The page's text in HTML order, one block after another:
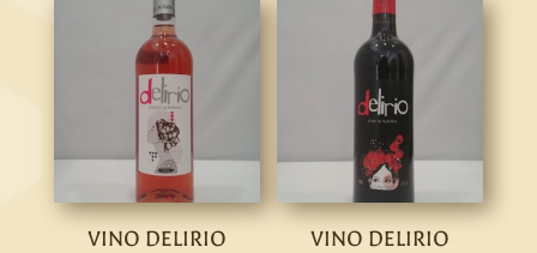
VINO DELIRIO
VINO DELIRIO